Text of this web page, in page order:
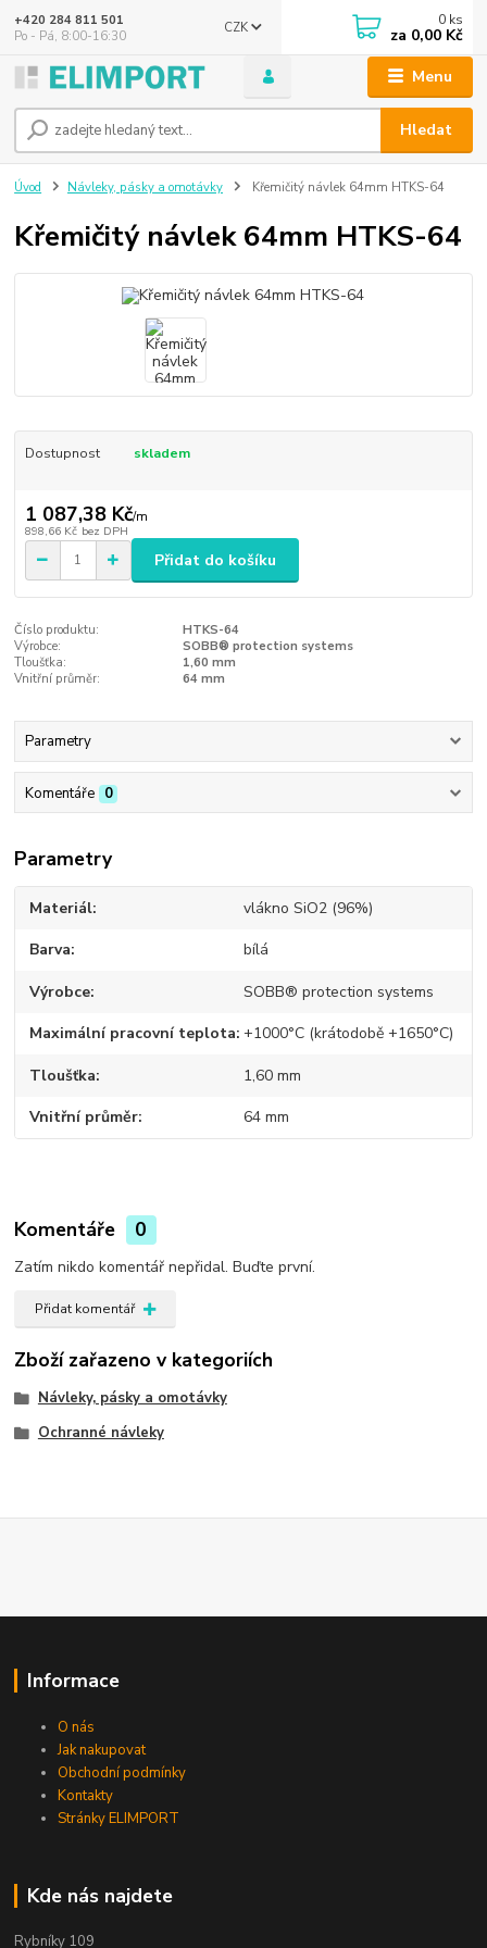
Menu
CZK
Hledat
+420 284 811 501
Po - Pá, 8:00-16:30
0 ks
za 0,00 Kč
Úvod Návleky, pásky a omotávky Křemičitý návlek 64mm HTKS-64
Křemičitý návlek 64mm HTKS-64
Dostupnost skladem
1 087,38 Kč/m
898,66 Kč bez DPH
Přidat do košíku
Číslo produktu:
HTKS-64
Výrobce:
SOBB® protection systems
Tloušťka:
1,60 mm
Vnitřní průměr:
64 mm
Parametry
Komentáře 0
Parametry
Materiál vlákno SiO2 (96%)
Barva bílá
Výrobce SOBB® protection systems
Maximální pracovní teplota +1000°C (krátodobě +1650°C)
Tloušťka 1,60 mm
Vnitřní průměr 64 mm
Komentáře 0
Zatím nikdo komentář nepřidal. Buďte první.
Přidat komentář
Zboží zařazeno v kategoriích
Návleky, pásky a omotávky
Ochranné návleky
Informace
O nás
Jak nakupovat
Obchodní podmínky
Kontakty
Stránky ELIMPORT
Kde nás najdete
Rybníky 109